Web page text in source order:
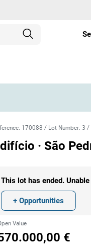
: 170088 / Lot Number:3 /
· São
This lot has ended.
+ Opportunities
Value
€